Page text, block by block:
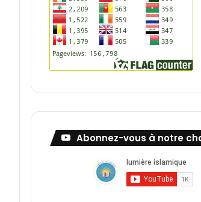
Abonnez-vous à notre